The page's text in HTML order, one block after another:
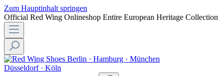
Zum Hauptinhalt springen
Official Red Wing Onlineshop Entire European Heritage Collection
Berlin · Hamburg · München
Düsseldorf · Köln